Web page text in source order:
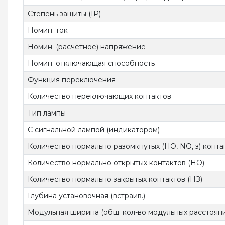
Степень защиты (IP)
Номин. ток
Номин. (расчетное) напряжение
Номин. отключающая способность
Функция переключения
Количество переключающих контактов
Тип лампы
С сигнальной лампой (индикатором)
Количество нормально разомкнутых (НО, NO, з)
Количество нормально открытых контактов (НО)
Количество нормально закрытых контактов (НЗ)
Глубина установочная (встраив.)
Модульная ширина (общ. кол-во модульных